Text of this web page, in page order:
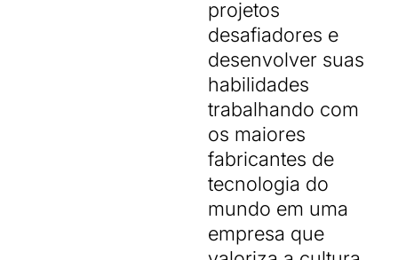
projetos
desafiadores e
desenvolver suas
habilidades
trabalhando com
os maiores
fabricantes de
tecnologia do
mundo em uma
empresa que